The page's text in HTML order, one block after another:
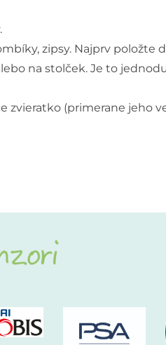
zipsy. Najprv položte
na stolček. Je to
zvieratko (primerane jeho